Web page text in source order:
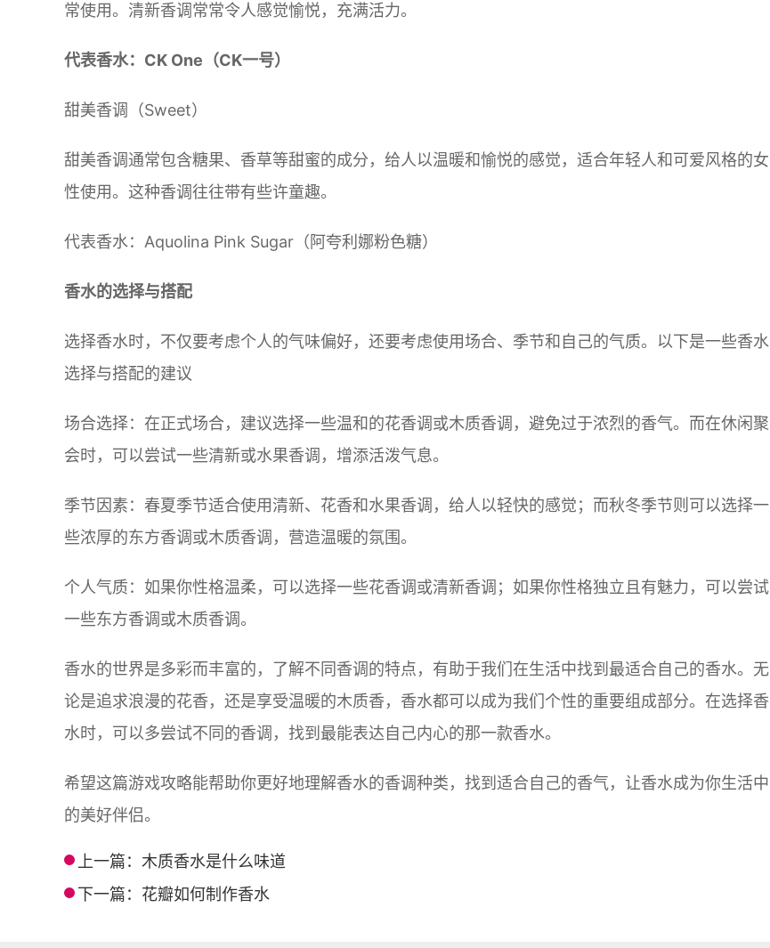
常使用。清新香调常常令人感觉愉悦，充满活力。
代表香水：CK One（CK一号）
甜美香调（Sweet）
甜美香调通常包含糖果、香草等甜蜜的成分，给人以温暖和愉悦的感觉，适合年轻人和可爱风格的女
性使用。这种香调往往带有些许童趣。
代表香水：Aquolina Pink Sugar（阿夸利娜粉色糖）
香水的选择与搭配
选择香水时，不仅要考虑个人的气味偏好，还要考虑使用场合、季节和自己的气质。以下是一些香水
选择与搭配的建议
场合选择：在正式场合，建议选择一些温和的花香调或木质香调，避免过于浓烈的香气。而在休闲聚
会时，可以尝试一些清新或水果香调，增添活泼气息。
季节因素：春夏季节适合使用清新、花香和水果香调，给人以轻快的感觉；而秋冬季节则可以选择一
些浓厚的东方香调或木质香调，营造温暖的氛围。
个人气质：如果你性格温柔，可以选择一些花香调或清新香调；如果你性格独立且有魅力，可以尝试
一些东方香调或木质香调。
香水的世界是多彩而丰富的，了解不同香调的特点，有助于我们在生活中找到最适合自己的香水。无
论是追求浪漫的花香，还是享受温暖的木质香，香水都可以成为我们个性的重要组成部分。在选择香
水时，可以多尝试不同的香调，找到最能表达自己内心的那一款香水。
希望这篇游戏攻略能帮助你更好地理解香水的香调种类，找到适合自己的香气，让香水成为你生活中
的美好伴侣。
上一篇： 木质香水是什么味道
下一篇： 花瓣如何制作香水